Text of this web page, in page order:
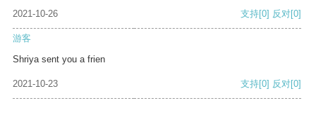
2021-10-26 支持[0] 反对[0]
游客
Shriya sent you a frien
2021-10-23 支持[0] 反对[0]